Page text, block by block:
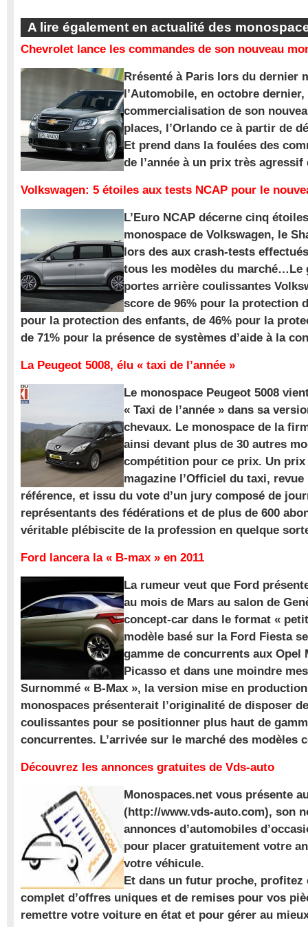
A lire également en actualité des
Chevrolet lance les commandes de son nouveau
Rrésenté à Paris lors du dernier
l’Automobile, en octobre
commercialisation de son
places, l’Orlando ce à partir de
Et prend dans la foulées des
de l’année à un prix très agressif
Volkswagen: 5 étoiles aux tests NCAP pour le
L’Euro NCAP décerne cinq
monospace de Volkswagen, le
lors des aux crash-tests
tous les modèles du marché…Le
portes arrière coulissantes
score de 96% pour la protection
pour la protection des enfants, de 46% pour la
de 71% pour la présence de systèmes d’aide à la
La Peugeot 5008, élu « taxi de l’année »
Le monospace Peugeot 5008
« Taxi de l’année » dans sa
chevaux. Le monospace de la
ainsi devant plus de 30 autres
compétition pour ce prix. Un
magazine l’Officiel du taxi,
référence, et issu du vote d’un jury composé de
représentants des fédérations et de plus de 600
véritable plébiscite de la profession en quelque
Ford lancera la « B-max » en 2011
La rumeur veut que Ford
au mois de Mars au salon de
concept-car dans le format «
modèle basé sur la Ford Fiesta
gamme de concurrents aux Opel
Picasso et dans une moindre
Surnommé « B-Max », la version mise en
monospaces présenterait l’originalité de disposer
coulissantes pour se positionner plus haut de
concurrentes. L’arrivée sur le marché des modèles
Découvrez les annonces gratuites de Vds-auto
Monospaces.net vous présente
(http://www.vds-auto.com), son
annonces d’automobiles
pour placer gratuitement votre
votre véhicule.
Et dans un futur proche, profitez
complet d’offres uniques et de remises pour vos
remettre votre voiture en état et pour gérer au